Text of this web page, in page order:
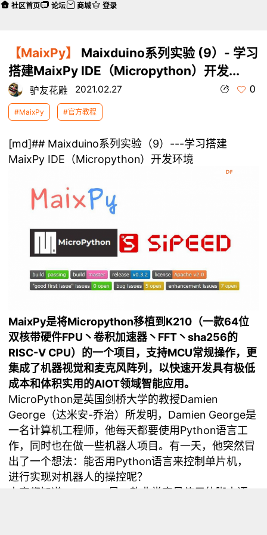
【MaixPy】
Maixduino系列实验 (9）- 学习
搭建MaixPy IDE（Micropython）开发...
驴友花雕 2021.02.27 0
#MaixPy #官方教程
[md]## Maixduino系列实验（9）---学习搭建
MaixPy IDE（Micropython）开发环境
MaixPy是将Micropython移植到K210（一款64位
双核带硬件FPU丶卷积加速器丶FFT丶sha256的
RISC-V CPU）的一个项目，支持MCU常规操作，更
集成了机器视觉和麦克风阵列，以快速开发具有极低
成本和体积实用的AIOT领域智能应用。
MicroPython是英国剑桥大学的教授Damien
George（达米安-乔治）所发明，Damien George是
一名计算机工程师，他每天都要使用Python语言工
作，同时也在做一些机器人项目。有一天，他突然冒
出了一个想法：能否用Python语言来控制单片机，
进行实现对机器人的操控呢？
大家都知道，Python是一款非常容易使用的脚本语
社区首页 论坛 商城 登录